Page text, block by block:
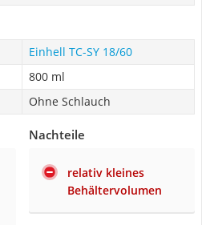
Einhell TC-SY 18/60
800 ml
Ohne Schlauch
Nachteile
relativ kleines
Behältervolumen